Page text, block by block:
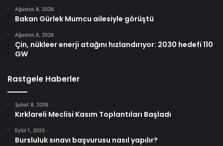
Ağustos 8, 2026
Bakan Gürlek Mumcu ailesiyle görüştü
Ağustos 8, 2026
Çin, nükleer enerji atağını hızlandırıyor: 2030 hedefi 110
GW
Rastgele Haberler
Şubat 8, 2026
Kırklareli Meclisi Kasım Toplantıları Başladı
Eylül 1, 2025
Bursluluk sınavı başvurusu nasıl yapılır?